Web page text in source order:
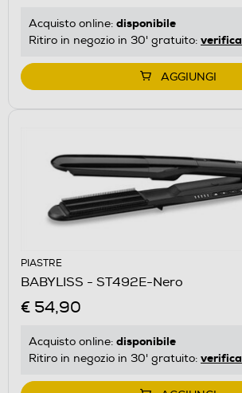
Acquisto online: disponibile
Ritiro in negozio in 30' gratuito: verifica
AGGIUNGI
PIASTRE
BABYLISS - ST492E-Nero
€ 54,90
Acquisto online: disponibile
Ritiro in negozio in 30' gratuito: verifica